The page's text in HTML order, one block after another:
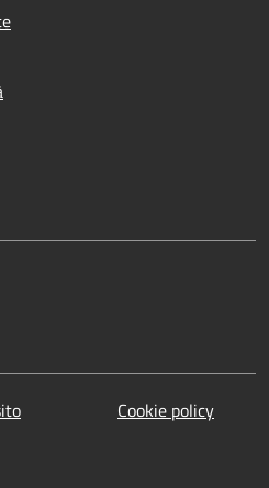
Cookie policy